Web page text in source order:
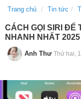
Trang chủ Tin tức
CÁCH GỌI SIRI ĐỂ
NHANH NHẤT 2025
Anh Thư Thứ hai,